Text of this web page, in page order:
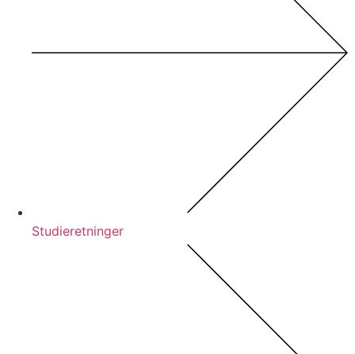
Studieretninger